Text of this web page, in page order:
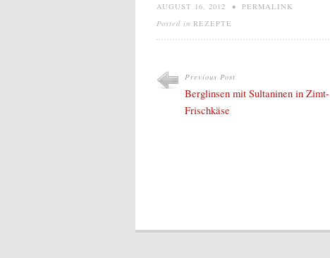
AUGUST 16, 2012 • PERMALINK
Posted in REZEPTE
Previous Post
Berglinsen mit Sultaninen in Zimt-
Frischkäse